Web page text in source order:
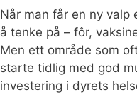
Når man får en ny valp
å tenke på – fôr,
Men ett område som
starte tidlig med god
investering i dyrets